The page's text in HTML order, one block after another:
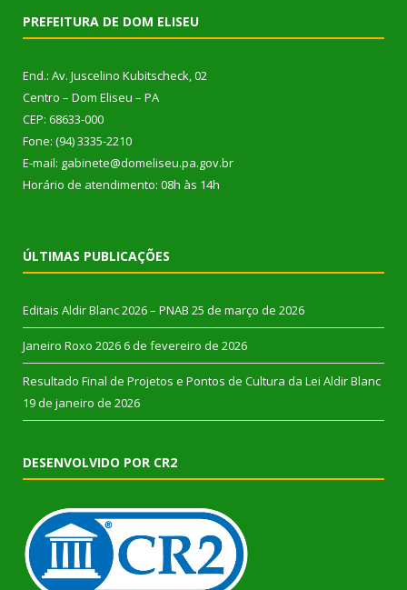
PREFEITURA DE DOM ELISEU
End.: Av. Juscelino Kubitscheck, 02
Centro – Dom Eliseu – PA
CEP: 68633-000
Fone: (94) 3335-2210
E-mail: gabinete@domeliseu.pa.gov.br
Horário de atendimento: 08h às 14h
ÚLTIMAS PUBLICAÇÕES
Editais Aldir Blanc 2026 – PNAB 25 de março de 2026
Janeiro Roxo 2026 6 de fevereiro de 2026
Resultado Final de Projetos e Pontos de Cultura da Lei Aldir Blanc
19 de janeiro de 2026
DESENVOLVIDO POR CR2